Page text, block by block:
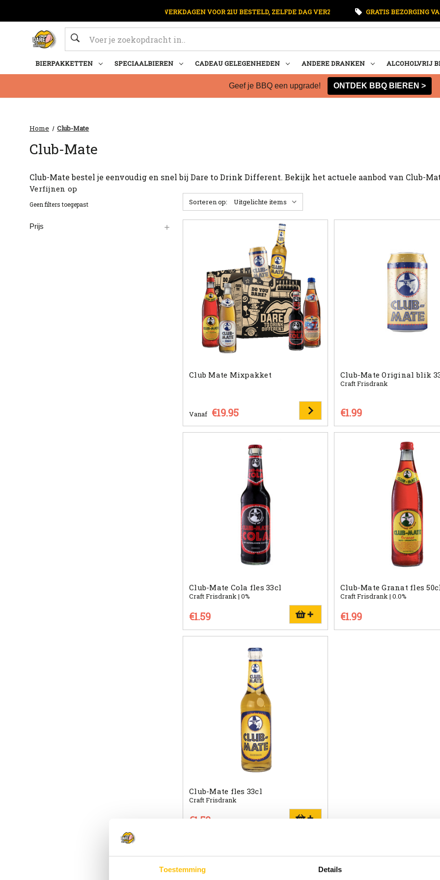
Toestemming Details
OP WERKDAGEN VOOR 21U BESTELD, ZELFDE DAG VERZONDEN GRATIS BEZORGING
Zoeken
BIERPAKKETTEN SPECIAALBIEREN CADEAU GELEGENHEDEN ANDERE DRANKEN ALCOHOLVRIJ
Geef je BBQ een upgrade! ONTDEK BBQ BIEREN >
Home Club-Mate
Club-Mate
Club-Mate bestel je eenvoudig en snel bij Dare to Drink Different. Bekijk het actuele aanbod van Club-
Verfijnen op
Geen filters toegepast
Prijs
Sorteren op:
Club Mate Mixpakket
Vanaf €19.95
Club-Mate Original blik
Craft Frisdrank
€1.99
Club-Mate Cola fles 33cl
Craft Frisdrank | 0%
€1.59
Club-Mate Granat fles
Craft Frisdrank | 0.0%
€1.99
Club-Mate fles 33cl
Craft Frisdrank
€1.59
Wat is Club-Mate?